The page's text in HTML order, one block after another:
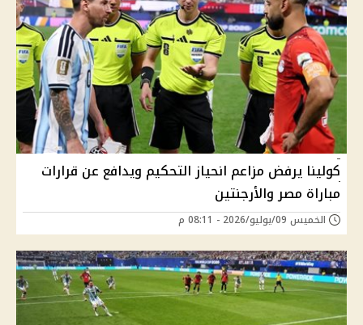
كولينا يرفض مزاعم انحياز التحكيم ويدافع عن قرارات
مباراة مصر والأرجنتين
الخميس 09/يوليو/2026 - 08:11 م